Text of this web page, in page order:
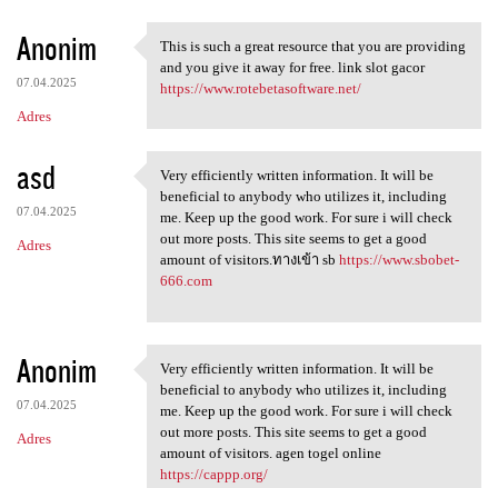
Anonim
07.04.2025
Adres
This is such a great resource
This is such a great resource that you are providing
and you give it away for free. link slot gacor
https://www.rotebetasoftware.net/
asd
07.04.2025
Adres
Very efficiently written
Very efficiently written information. It will be
beneficial to anybody who utilizes it, including
me. Keep up the good work. For sure i will check
out more posts. This site seems to get a good
amount of visitors.ทางเข้า sb https://www.sbobet-
666.com
Anonim
07.04.2025
Adres
Very efficiently written
Very efficiently written information. It will be
beneficial to anybody who utilizes it, including
me. Keep up the good work. For sure i will check
out more posts. This site seems to get a good
amount of visitors. agen togel online
https://cappp.org/